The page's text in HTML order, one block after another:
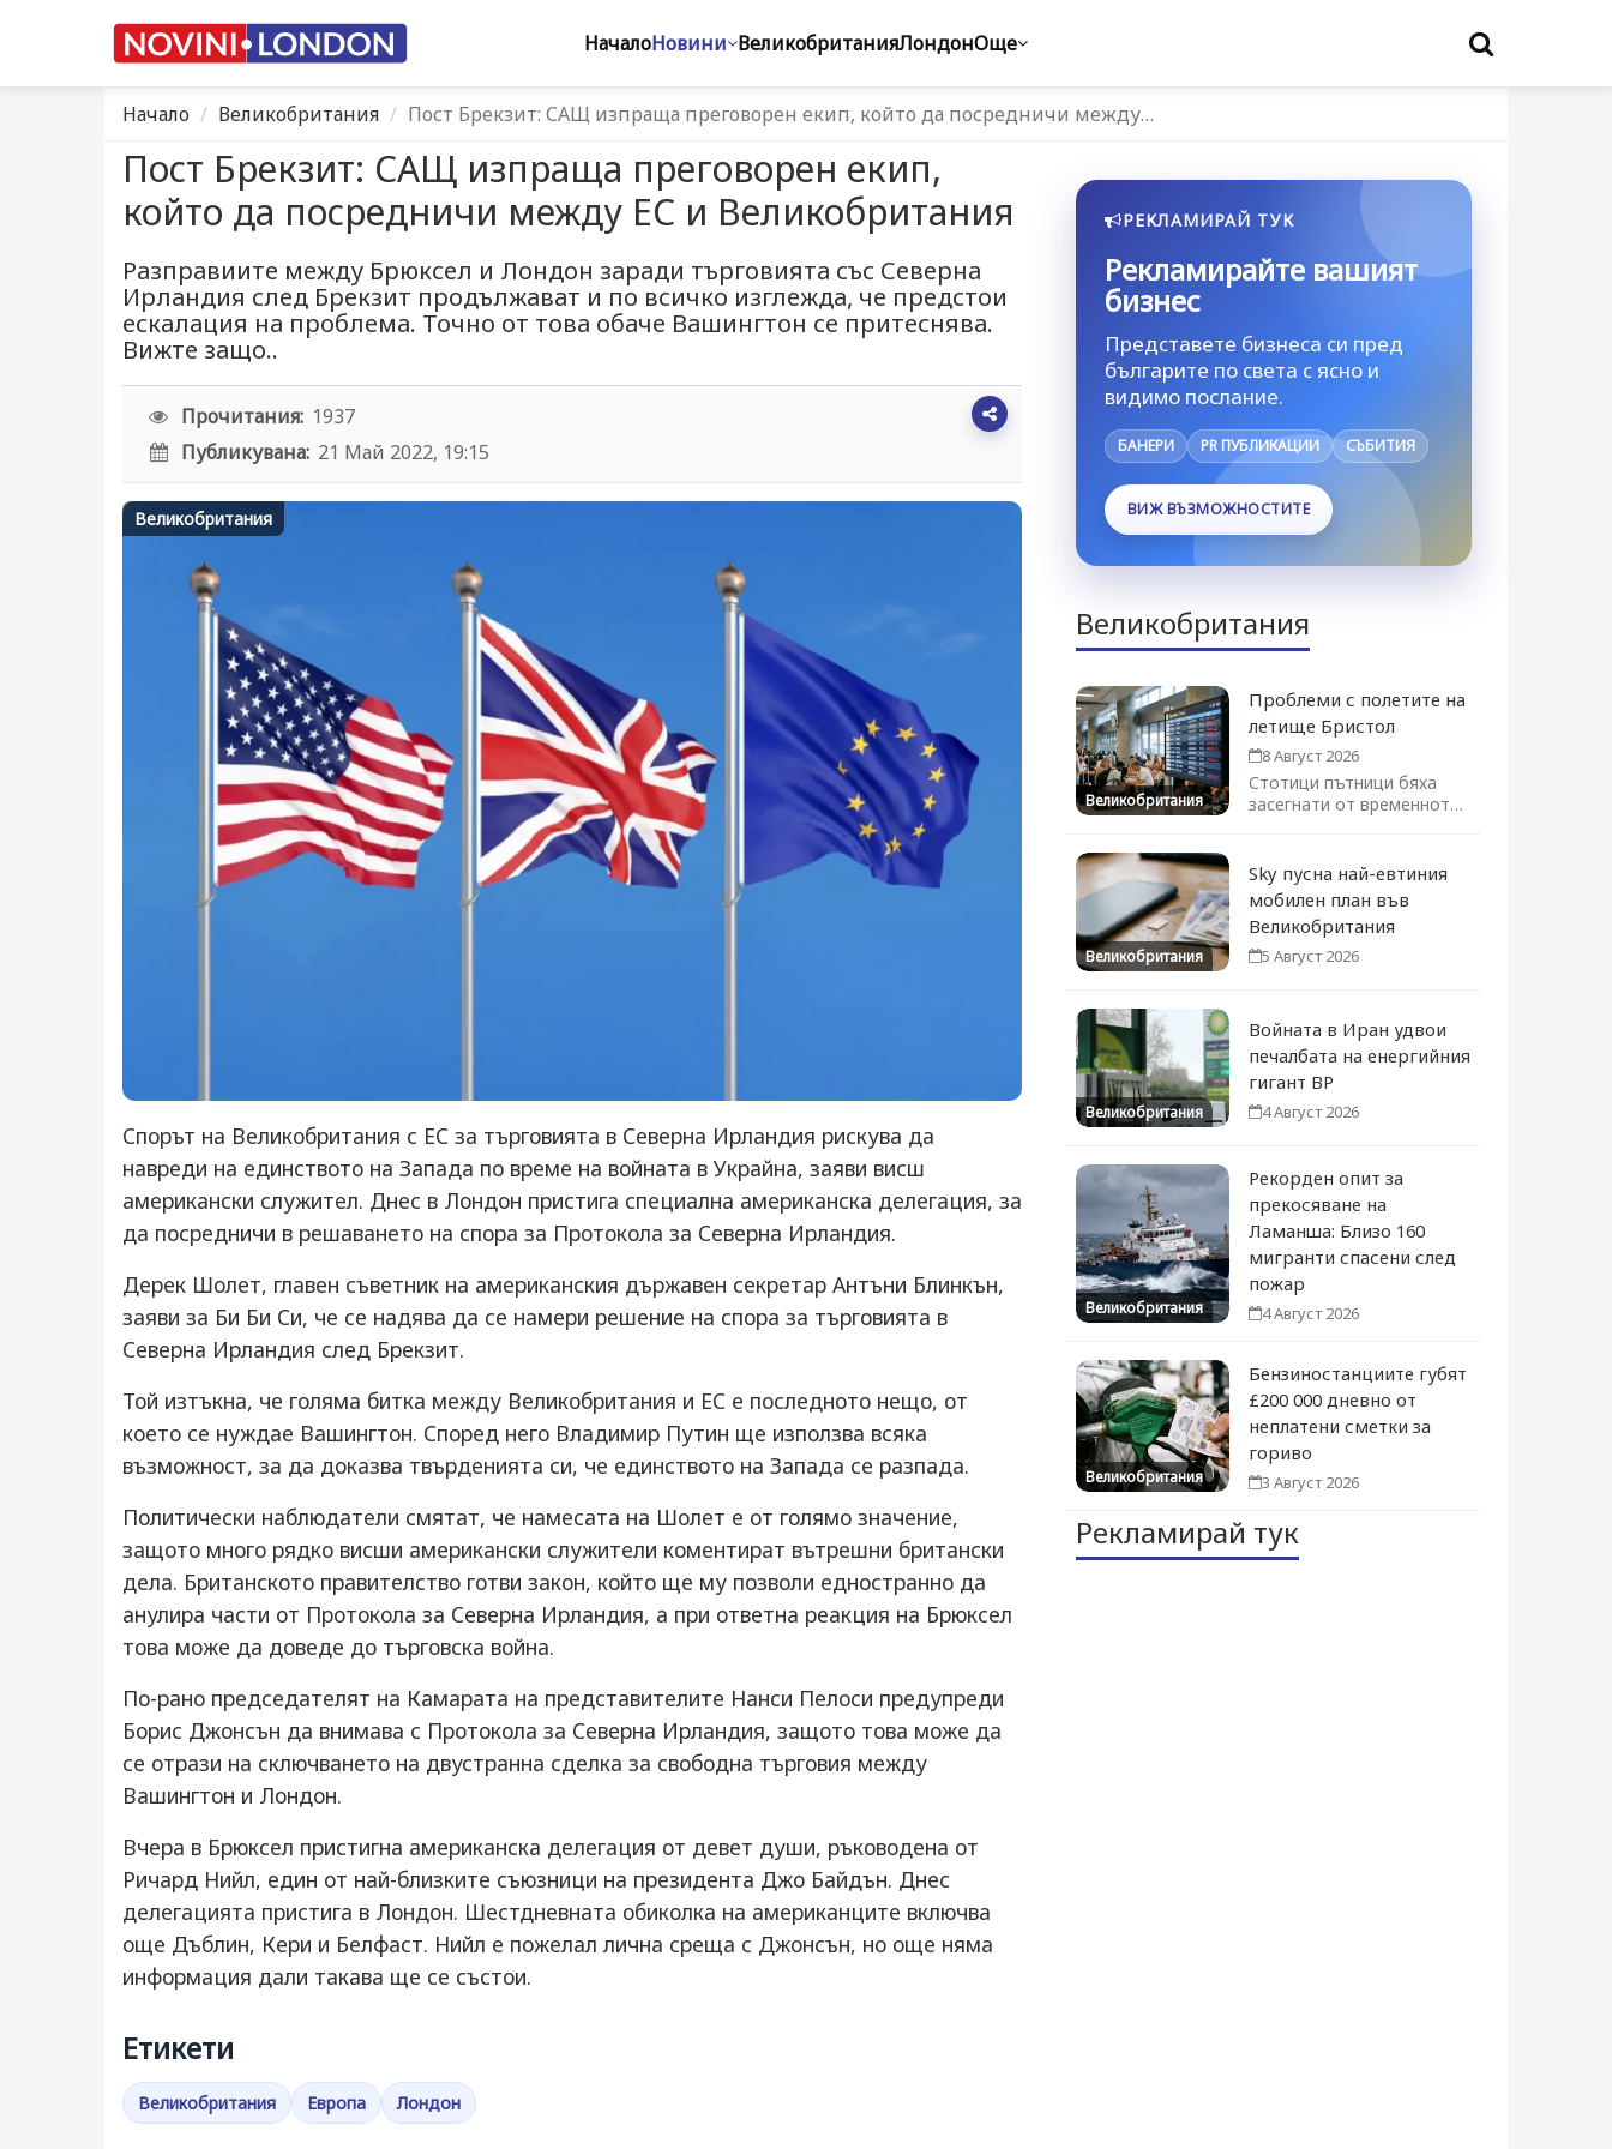
НачалоНовини ВеликобританияЛондонОще
Начало Великобритания Пост Брекзит: САЩ изпраща преговорен екип, който да посредничи между…
Пост Брекзит: САЩ изпраща преговорен екип,
който да посредничи между ЕС и Великобритания
Разправиите между Брюксел и Лондон заради търговията със Северна
Ирландия след Брекзит продължават и по всичко изглежда, че предстои
ескалация на проблема. Точно от това обаче Вашингтон се притеснява.
Вижте защо..
Прочитания: 1937
Публикувана: 21 Май 2022, 19:15
Великобритания
Спорът на Великобритания с ЕС за търговията в Северна Ирландия рискува да
навреди на единството на Запада по време на войната в Украйна, заяви висш
американски служител. Днес в Лондон пристига специална американска делегация, за
да посредничи в решаването на спора за Протокола за Северна Ирландия.
Дерек Шолет, главен съветник на американския държавен секретар Антъни Блинкън,
заяви за Би Би Си, че се надява да се намери решение на спора за търговията в
Северна Ирландия след Брекзит.
Той изтъкна, че голяма битка между Великобритания и ЕС е последното нещо, от
което се нуждае Вашингтон. Според него Владимир Путин ще използва всяка
възможност, за да доказва твърденията си, че единството на Запада се разпада.
Политически наблюдатели смятат, че намесата на Шолет е от голямо значение,
защото много рядко висши американски служители коментират вътрешни британски
дела. Британското правителство готви закон, който ще му позволи едностранно да
анулира части от Протокола за Северна Ирландия, а при ответна реакция на Брюксел
това може да доведе до търговска война.
По-рано председателят на Камарата на представителите Нанси Пелоси предупреди
Борис Джонсън да внимава с Протокола за Северна Ирландия, защото това може да
се отрази на сключването на двустранна сделка за свободна търговия между
Вашингтон и Лондон.
Вчера в Брюксел пристигна американска делегация от девет души, ръководена от
Ричард Нийл, един от най-близките съюзници на президента Джо Байдън. Днес
делегацията пристига в Лондон. Шестдневната обиколка на американците включва
още Дъблин, Кери и Белфаст. Нийл е пожелал лична среща с Джонсън, но още няма
информация дали такава ще се състои.
Етикети
Великобритания Европа Лондон
РЕКЛАМИРАЙ ТУК
Рекламирайте вашият
бизнес
Представете бизнеса си пред
българите по света с ясно и
видимо послание.
БАНЕРИ PR ПУБЛИКАЦИИ СЪБИТИЯ
ВИЖ ВЪЗМОЖНОСТИТЕ
Великобритания
Великобритания
Проблеми с полетите на
летище Бристол
8 Август 2026
Стотици пътници бяха
засегнати от временното
възстановява...
Великобритания
Sky пусна най-евтиния
мобилен план във
Великобритания
5 Август 2026
Великобритания
Войната в Иран удвои
печалбата на енергийния
гигант BP
4 Август 2026
Великобритания
Рекорден опит за
прекосяване на
Ламанша: Близо 160
мигранти спасени след
пожар
4 Август 2026
Великобритания
Бензиностанциите губят
£200 000 дневно от
неплатени сметки за
гориво
3 Август 2026
Рекламирай тук